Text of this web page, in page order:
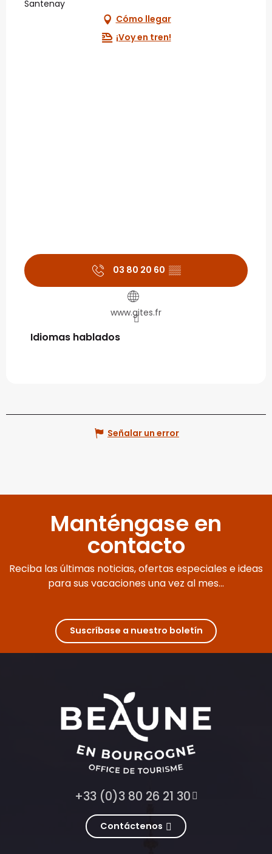
Santenay
Cómo llegar
¡Voy en tren!
03 80 20 60 ▒▒
www.gites.fr
Idiomas hablados
Idiomas hablados
Señalar un error
Manténgase en
contacto
Reciba las últimas noticias, ofertas especiales e ideas
para sus vacaciones una vez al mes...
Suscríbase a nuestro boletín
+33 (0)3 80 26 21 30
Contáctenos